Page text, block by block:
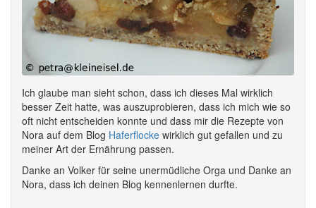
Ich glaube man sieht schon, dass ich dieses Mal wirklich
besser Zeit hatte, was auszuprobieren, dass ich mich wie so
oft nicht entscheiden konnte und dass mir die Rezepte von
Nora auf dem Blog Haferflocke wirklich gut gefallen und zu
meiner Art der Ernährung passen.
Danke an Volker für seine unermüdliche Orga und Danke an
Nora, dass ich deinen Blog kennenlernen durfte.